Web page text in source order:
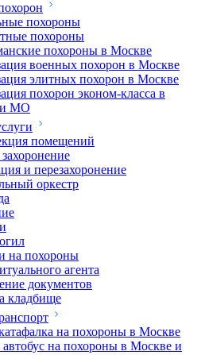
похороны
похороны
похороны в Москве
военных похорон в Москве
элитных похорон в Москве
похорон эконом-класса в
и МО
помещений
и перезахоронение
оркестр
на похороны
агента
документов
кладбище
на похороны в Москве
автобус на похороны в Москве и